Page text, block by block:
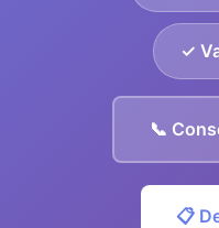
✓
📞
📋